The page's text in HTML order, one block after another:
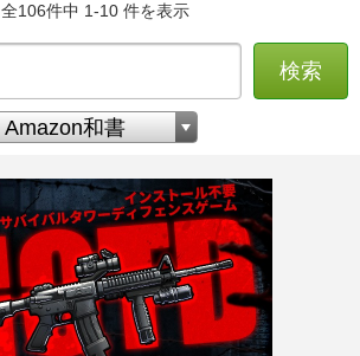
全106件中 1-10 件を表示
検索